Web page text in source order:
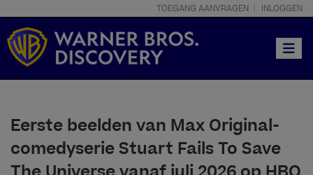
TOEGANG AANVRAGEN INLOGGEN
Eerste beelden van Max Original-
comedyserie Stuart Fails To Save